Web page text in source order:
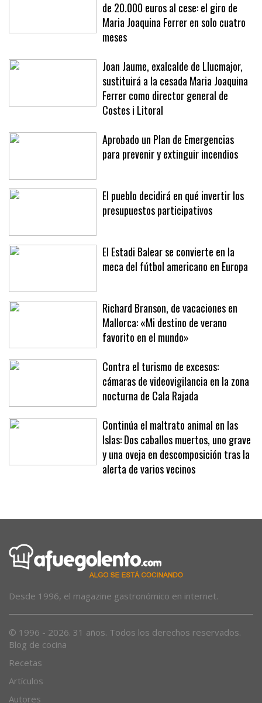
de 20.000 euros al cese: el giro de
Maria Joaquina Ferrer en solo cuatro
meses
Joan Jaume, exalcalde de Llucmajor,
sustituirá a la cesada Maria Joaquina
Ferrer como director general de
Costes i Litoral
Aprobado un Plan de Emergencias
para prevenir y extinguir incendios
El pueblo decidirá en qué invertir los
presupuestos participativos
El Estadi Balear se convierte en la
meca del fútbol americano en Europa
Richard Branson, de vacaciones en
Mallorca: «Mi destino de verano
favorito en el mundo»
Contra el turismo de excesos:
cámaras de videovigilancia en la zona
nocturna de Cala Rajada
Continúa el maltrato animal en las
Islas: Dos caballos muertos, uno grave
y una oveja en descomposición tras la
alerta de varios vecinos
Desde 1996, el magazine gastronómico en internet.
© 1996 - 2026. 31 años. Todos los derechos reservados.
Blog de cocina
Recetas
Artículos
Autores